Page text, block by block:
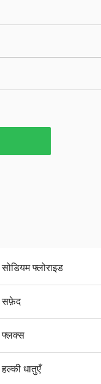
सोडियम फ्लोराइड
सफ़ेद
फ्लक्स
हल्की धातुएँ